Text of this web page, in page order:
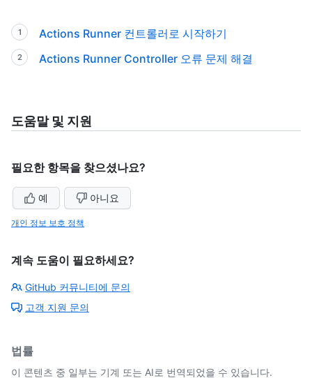
Actions Runner 컨트롤러로 시작하기
Actions Runner Controller 오류 문제 해결
도움말 및 지원
필요한 항목을 찾으셨나요?
예 아니요
개인 정보 보호 정책
계속 도움이 필요하세요?
GitHub 커뮤니티에 문의
고객 지원 문의
법률
이 콘텐츠 중 일부는 기계 또는 AI로 번역되었을 수 있습니다.